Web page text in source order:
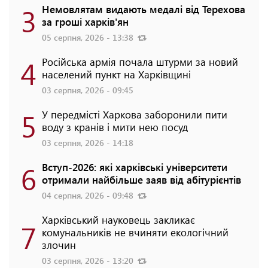
3 Немовлятам видають медалі від Терехова
за гроші харків'ян
05 серпня, 2026 - 13:38
4 Російська армія почала штурми за новий
населений пункт на Харківщині
03 серпня, 2026 - 09:45
5 У передмісті Харкова заборонили пити
воду з кранів і мити нею посуд
03 серпня, 2026 - 14:18
6 Вступ-2026: які харківські університети
отримали найбільше заяв від абітурієнтів
04 серпня, 2026 - 09:48
7 Харківський науковець закликає
комунальників не вчиняти екологічний
злочин
03 серпня, 2026 - 13:20